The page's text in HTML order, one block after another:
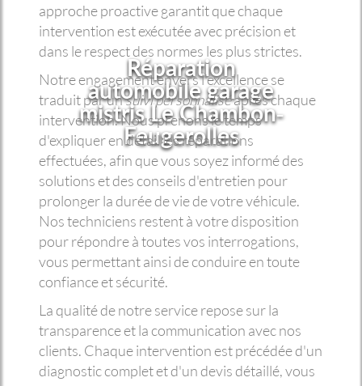
Réparation
automobile garage
mistris Le Chambon-
Feugerolles
approche proactive garantit que chaque
intervention est exécutée avec précision et
dans le respect des normes les plus strictes.
Notre engagement envers l'excellence se
traduit par unsuivi personnaliséaprès chaque
intervention. Nous prenons le temps
d'expliquer en détail les réparations
effectuées, afin que vous soyez informé des
solutions et des conseils d'entretien pour
prolonger la durée de vie de votre véhicule.
Nos techniciens restent à votre disposition
pour répondre à toutes vos interrogations,
vous permettant ainsi de conduire en toute
confiance et sécurité.
La qualité de notre service repose sur la
transparence et la communication avec nos
clients. Chaque intervention est précédée d'un
diagnostic complet et d'un devis détaillé, vous